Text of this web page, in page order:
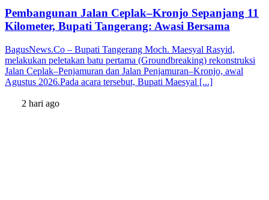
Pembangunan Jalan Ceplak–Kronjo Sepanjang 11
Kilometer, Bupati Tangerang: Awasi Bersama
BagusNews.Co – Bupati Tangerang Moch. Maesyal Rasyid,
melakukan peletakan batu pertama (Groundbreaking) rekonstruksi
Jalan Ceplak–Penjamuran dan Jalan Penjamuran–Kronjo, awal
Agustus 2026.Pada acara tersebut, Bupati Maesyal [...]
2 hari ago